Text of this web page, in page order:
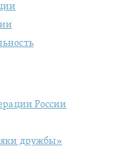
России
дружбы»